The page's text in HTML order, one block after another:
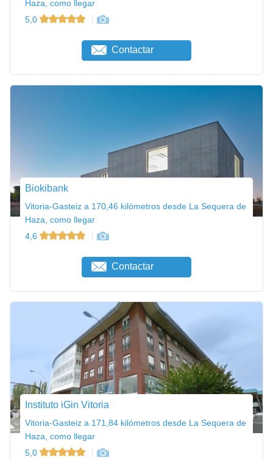
Haza, como llegar
5,0
Contactar
Biokibank
Vitoria-Gasteiz a 170,46 kilómetros desde La Sequera de
Haza, como llegar
4,6
Contactar
Instituto iGin Vitoria
Vitoria-Gasteiz a 171,84 kilómetros desde La Sequera de
Haza, como llegar
5,0